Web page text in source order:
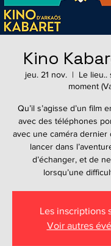
Kino
jeu. 21 nov.
  |
Le
moment
Qu’il s’agisse d’un film
avec des téléphones
avec une caméra
lancer dans
d’échanger, et de
lorsqu’une
Les inscriptions
Voir autres